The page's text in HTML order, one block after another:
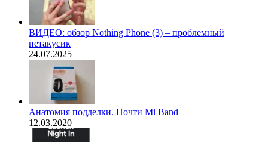
ВИДЕО: обзор Nothing Phone (3) – проблемный
нетакусик
24.07.2025
Анатомия подделки. Почти Mi Band
12.03.2020